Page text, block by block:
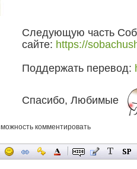
Следующую часть
сайте: https://
Поддержать перевод:
Спасибо, Любимые
комментировать